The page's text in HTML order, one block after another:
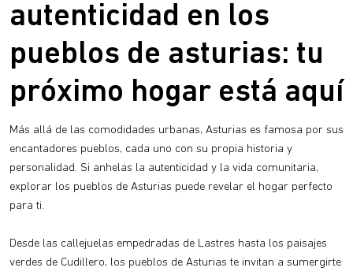
autenticidad en los
pueblos de asturias: tu
próximo hogar está aquí
Más allá de las comodidades urbanas, Asturias es famosa por sus
encantadores pueblos, cada uno con su propia historia y
personalidad. Si anhelas la autenticidad y la vida comunitaria,
explorar los pueblos de Asturias puede revelar el hogar perfecto
para ti.
Desde las callejuelas empedradas de Lastres hasta los paisajes
verdes de Cudillero, los pueblos de Asturias te invitan a sumergirte